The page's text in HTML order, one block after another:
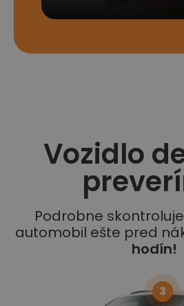
Vozidlo
Podrobne
automobil ešte pred
hodín!
3